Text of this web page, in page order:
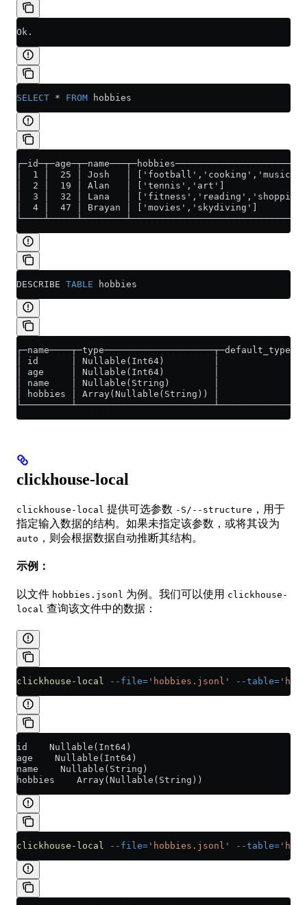
Ok.
SELECT * FROM hobbies
│  1 │  25 │ Josh   │ ['football','cooking','music']
│  2 │  19 │ Alan   │ ['tennis','art']
│  3 │  32 │ Lana   │
│  4 │  47 │ Brayan │ ['movies','skydiving']
DESCRIBE TABLE hobbies
│ id      │ Nullable(Int64)         │
│ age     │ Nullable(Int64)         │
│ name    │ Nullable(String)        │
│ hobbies │ Array(Nullable(String)) │
clickhouse-local
clickhouse-local 提供可选参数 -S/--structure ，用于
指定输入数据的结构。如果未指定该参数，或将其设为
auto ，则会根据数据自动推断其结构。
示例：
以文件 hobbies.jsonl 为例。我们可以使用 clickhouse-
local 查询该文件中的数据：
clickhouse-local --file= 'hobbies.jsonl' --table=
id    Nullable(Int64)
age    Nullable(Int64)
name    Nullable(String)
hobbies    Array(Nullable(String))
clickhouse-local --file= 'hobbies.jsonl' --table=